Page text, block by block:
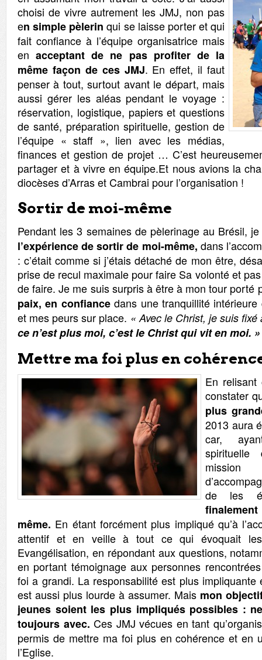
choisi de vivre autrement les JMJ, non pas
en simple pèlerinqui se laisse porter et qui
fait confiance à l’équipe organisatrice mais
enacceptant de ne pas profiter de la
même façon de ces JMJ. En effet, il faut
penser à tout, surtout avant le départ, mais
aussi gérer les aléas pendant le voyage :
réservation, logistique, papiers et questions
de santé, préparation spirituelle, gestion de
l’équipe « staff », lien avec les médias,
finances et gestion de projet … C’est
partager et à vivre en équipe.Et nous avions la
diocèses d’Arras et Cambrai pour l’organisation !
Sortir de moi-même
Pendant les 3 semaines de pèlerinage au Brésil,
l’expérience de sortir de moi-même, dans
: c’était comme si j’étais détaché de mon être,
prise de recul maximale pour faire Sa volonté et
de faire. Je me suis surpris à être à mon tour porté
paix, en confiancedans une tranquillité intérieure
et mes peurs sur place. « Avec le Christ, je suis
ce n’est plus moi, c’est le Christ qui vit en moi.
Mettre ma foi plus en
En relisant
constater
plus
2013 aura
car,
de les
même. En étant forcément plus impliqué qu’à
attentif et en veille à tout ce qui évoquait
Evangélisation, en répondant aux questions,
en portant témoignage aux personnes
foi a grandi. La responsabilité est plus impliquante
est aussi plus lourde à assumer. Mais mon
jeunes soient les plus impliqués possibles :
toujours avec.Ces JMJ vécues en tant
permis de mettre ma foi plus en cohérence et en
l’Eglise.